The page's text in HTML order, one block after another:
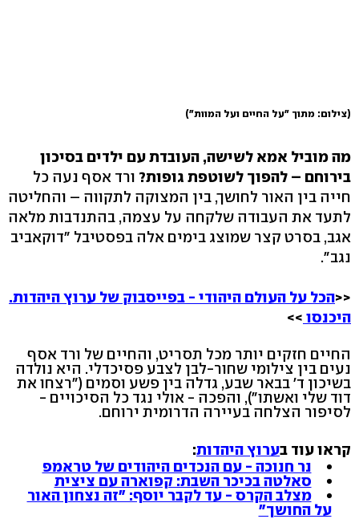
(צילום: מתוך "על החיים ועל המוות")
מה מוביל אמא לשישה, העובדת עם ילדים בסיכון
בירוחם – להפוך לשוטפת גופות? ורד אסף נעה כל
חייה בין האור לחושך, בין המצוקה לתקווה – והחליטה
לתעד את העבודה שלקחה על עצמה, בהתנדבות מלאה
אגב, בסרט קצר שמוצג בימים אלה בפסטיבל "דוקאביב
נגב".
<<הכל על העולם היהודי - בפייסבוק של ערוץ היהדות.
היכנסו >>
החיים חזקים יותר מכל תסריט, והחיים של ורד אסף
נעים בין צילומי שחור-לבן לצבע פסיכדלי. היא נולדה
בשיכון ד' בבאר שבע, גדלה בין פשע וסמים ("רצחו את
דוד שלי ואשתו"), והפכה - אולי נגד כל הסיכויים -
לסיפור הצלחה בעיירה הדרומית ירוחם.
קראו עוד בערוץ היהדות:
נר חנוכה - עם הנכדים היהודים של טראמפ
סאלטה בכיכר השבת: קפוארה עם ציצית
מצלב הקרס - עד לקבר יוסף: "זה נצחון האור
על החושך"